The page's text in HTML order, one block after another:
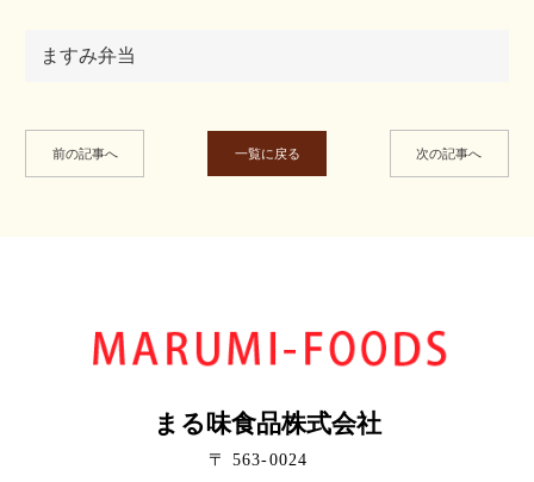
ますみ弁当
前の記事へ 一覧に戻る 次の記事へ
まる味食品株式会社
〒 563-0024